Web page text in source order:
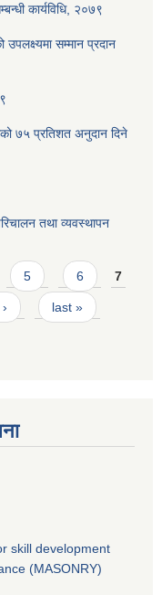
कार्यविधि, २०७९
उपलक्ष्यमा सम्मान प्रदान
७५ प्रतिशत अनुदान दिने
तथा व्यवस्थापन
5 6 7
last »
skill development
(MASONRY)